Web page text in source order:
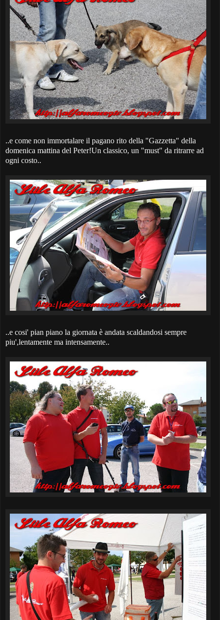
..e come non immortalare il pagano rito della "Gazzetta" della
domenica mattina del Peter!Un classico, un "must" da ritrarre ad
ogni costo..
..e cosi' pian piano la giornata è andata scaldandosi sempre
piu',lentamente ma intensamente..